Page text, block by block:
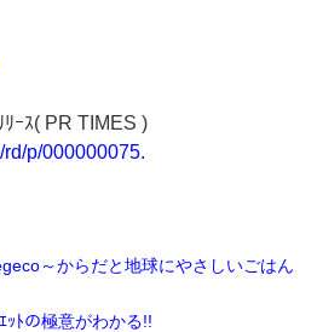
ｰｽ( PR TIMES )
p/000000075.
～からだと地球にやさしいごはん
ｯﾄの極意がわかる!!